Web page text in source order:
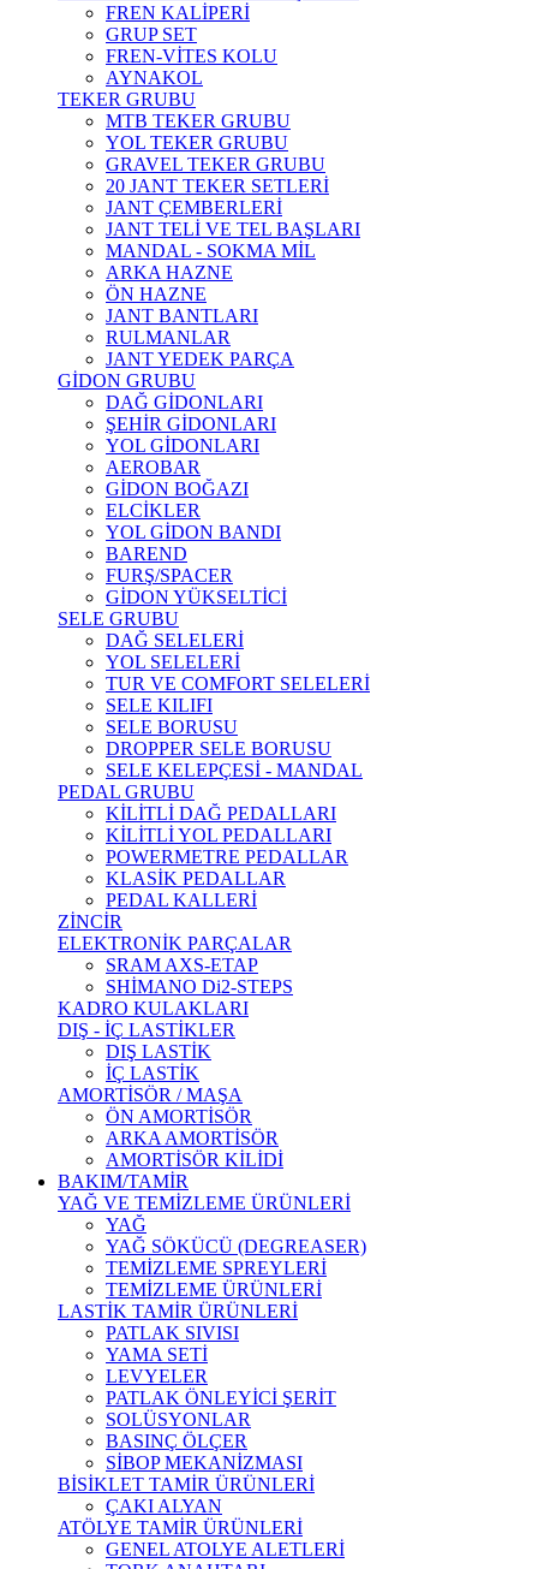
FREN KALİPERİ
GRUP SET
FREN-VİTES KOLU
AYNAKOL
TEKER GRUBU
MTB TEKER GRUBU
YOL TEKER GRUBU
GRAVEL TEKER GRUBU
20 JANT TEKER SETLERİ
JANT ÇEMBERLERİ
JANT TELİ VE TEL BAŞLARI
MANDAL - SOKMA MİL
ARKA HAZNE
ÖN HAZNE
JANT BANTLARI
RULMANLAR
JANT YEDEK PARÇA
GİDON GRUBU
DAĞ GİDONLARI
ŞEHİR GİDONLARI
YOL GİDONLARI
AEROBAR
GİDON BOĞAZI
ELCİKLER
YOL GİDON BANDI
BAREND
FURŞ/SPACER
GİDON YÜKSELTİCİ
SELE GRUBU
DAĞ SELELERİ
YOL SELELERİ
TUR VE COMFORT SELELERİ
SELE KILIFI
SELE BORUSU
DROPPER SELE BORUSU
SELE KELEPÇESİ - MANDAL
PEDAL GRUBU
KİLİTLİ DAĞ PEDALLARI
KİLİTLİ YOL PEDALLARI
POWERMETRE PEDALLAR
KLASİK PEDALLAR
PEDAL KALLERİ
ZİNCİR
ELEKTRONİK PARÇALAR
SRAM AXS-ETAP
SHİMANO Di2-STEPS
KADRO KULAKLARI
DIŞ - İÇ LASTİKLER
DIŞ LASTİK
İÇ LASTİK
AMORTİSÖR / MAŞA
ÖN AMORTİSÖR
ARKA AMORTİSÖR
AMORTİSÖR KİLİDİ
BAKIM/TAMİR
YAĞ VE TEMİZLEME ÜRÜNLERİ
YAĞ
YAĞ SÖKÜCÜ (DEGREASER)
TEMİZLEME SPREYLERİ
TEMİZLEME ÜRÜNLERİ
LASTİK TAMİR ÜRÜNLERİ
PATLAK SIVISI
YAMA SETİ
LEVYELER
PATLAK ÖNLEYİCİ ŞERİT
SOLÜSYONLAR
BASINÇ ÖLÇER
SİBOP MEKANİZMASI
BİSİKLET TAMİR ÜRÜNLERİ
ÇAKI ALYAN
ATÖLYE TAMİR ÜRÜNLERİ
GENEL ATOLYE ALETLERİ